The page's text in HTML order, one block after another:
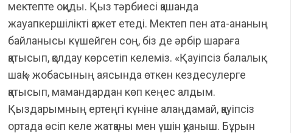
мектепте оқиды. Қыз тәрбиесі қашанда
жауапкершілікті қажет етеді. Мектеп пен ата-ананың
байланысы күшейген соң, біз де әрбір шараға
қатысып, қолдау көрсетіп келеміз. «Қауіпсіз балалық
шақ!» жобасының аясында өткен кездесулерге
қатысып, мамандардан көп кеңес алдым.
Қыздарымның ертеңгі күніне алаңдамай, қауіпсіз
ортада өсіп келе жатқаны мен үшін қуаныш. Бұрын